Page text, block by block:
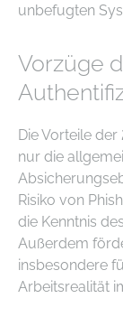
unbefugten
Vorzüge
Die Vorteile
nur die
Risiko von
die Kenntnis
Außerdem
insbesondere
Arbeitsrealität